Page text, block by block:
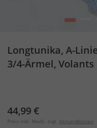
1
Longtunika, A-
3/4-Ärmel, Volants
44,99 €
Preis inkl. MwSt. zzgl. Versandkosten